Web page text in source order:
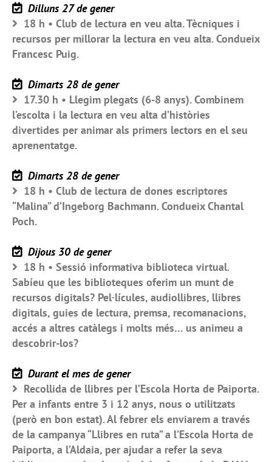
Dilluns 27 de gener
18 h • Club de lectura en veu alta. Tècniques i
recursos per millorar la lectura en veu alta. Condueix
Francesc Puig.
Dimarts 28 de gener
17.30 h • Llegim plegats (6-8 anys). Combinem
l’escolta i la lectura en veu alta d’històries
divertides per animar als primers lectors en el seu
aprenentatge.
Dimarts 28 de gener
18 h • Club de lectura de dones escriptores
“Malina” d’Ingeborg Bachmann. Condueix Chantal
Poch.
Dijous 30 de gener
18 h • Sessió informativa biblioteca virtual.
Sabíeu que les biblioteques oferim un munt de
recursos digitals? Pel·lícules, audiollibres, llibres
digitals, guies de lectura, premsa, recomanacions,
accés a altres catàlegs i molts més… us animeu a
descobrir-los?
Durant el mes de gener
Recollida de llibres per l’Escola Horta de Paiporta.
Per a infants entre 3 i 12 anys, nous o utilitzats
(però en bon estat). Al febrer els enviarem a través
de la campanya “Llibres en ruta” a l’Escola Horta de
Paiporta, a l’Aldaia, per ajudar a refer la seva